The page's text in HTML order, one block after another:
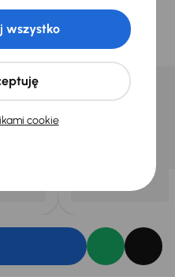
z naszej oferty. Kupimy
każdego dnia.
cookie
wszystko